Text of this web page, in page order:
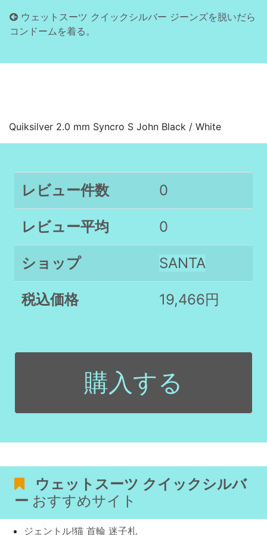
ウェットスーツ クイックシルバー ジーンズを脱いだら
コンドームを着る。
Quiksilver 2.0 mm Syncro S John
Quiksilver 2.0 mm Syncro S John Black / White
レビュー件数 0
レビュー平均 0
ショップ SANTA
税込価格 19,466円
購入する
ウェットスーツ クイックシルバ
ー おすすめサイト
ジェントル!猫 首輪 迷子札